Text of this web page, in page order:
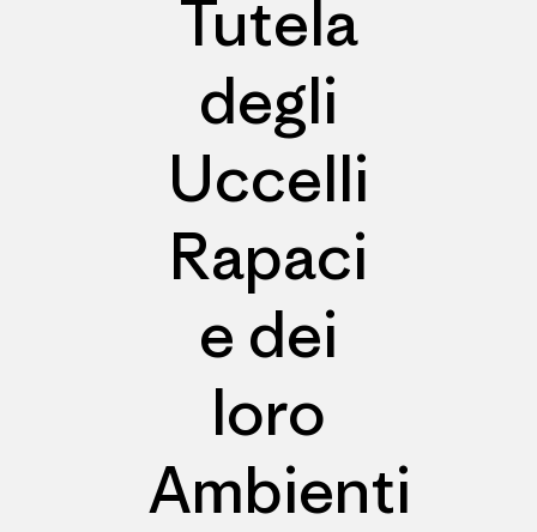
Tutela
degli
Uccelli
Rapaci
e dei
loro
Ambienti